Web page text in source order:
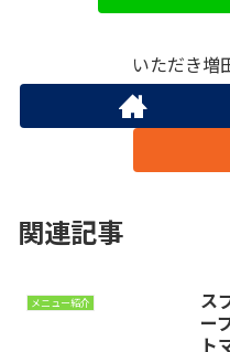
いただき増
関連記事
メニュー紹介
ス
ー
ト